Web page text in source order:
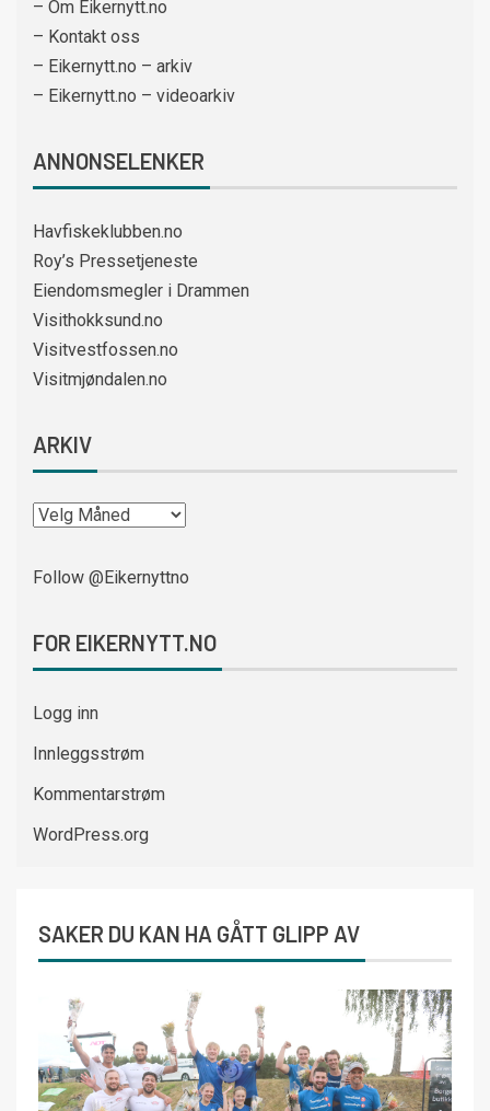
– Om Eikernytt.no
– Kontakt oss
– Eikernytt.no – arkiv
– Eikernytt.no – videoarkiv
ANNONSELENKER
Havfiskeklubben.no
Roy’s Pressetjeneste
Eiendomsmegler i Drammen
Visithokksund.no
Visitvestfossen.no
Visitmjøndalen.no
ARKIV
Follow @Eikernyttno
FOR EIKERNYTT.NO
Logg inn
Innleggsstrøm
Kommentarstrøm
WordPress.org
SAKER DU KAN HA GÅTT GLIPP AV